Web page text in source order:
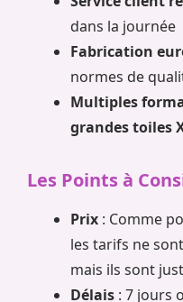
dans la journée
Fabrication
normes de
Multiples
grandes toiles
Les Points à
Prix : Comme
les tarifs ne
mais ils sont
Délais : 7 jours